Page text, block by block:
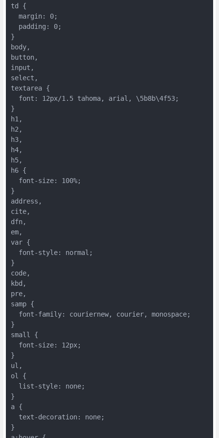
td {
  margin: 0;
  padding: 0;
}
body,
button,
input,
select,
textarea {
  font: 12px/1.5 tahoma, arial, \5b8b\4f53;
}
h1,
h2,
h3,
h4,
h5,
h6 {
  font-size: 100%;
}
address,
cite,
dfn,
em,
var {
  font-style: normal;
}
code,
kbd,
pre,
samp {
  font-family: couriernew, courier, monospace;
}
small {
  font-size: 12px;
}
ul,
ol {
  list-style: none;
}
a {
  text-decoration: none;
}